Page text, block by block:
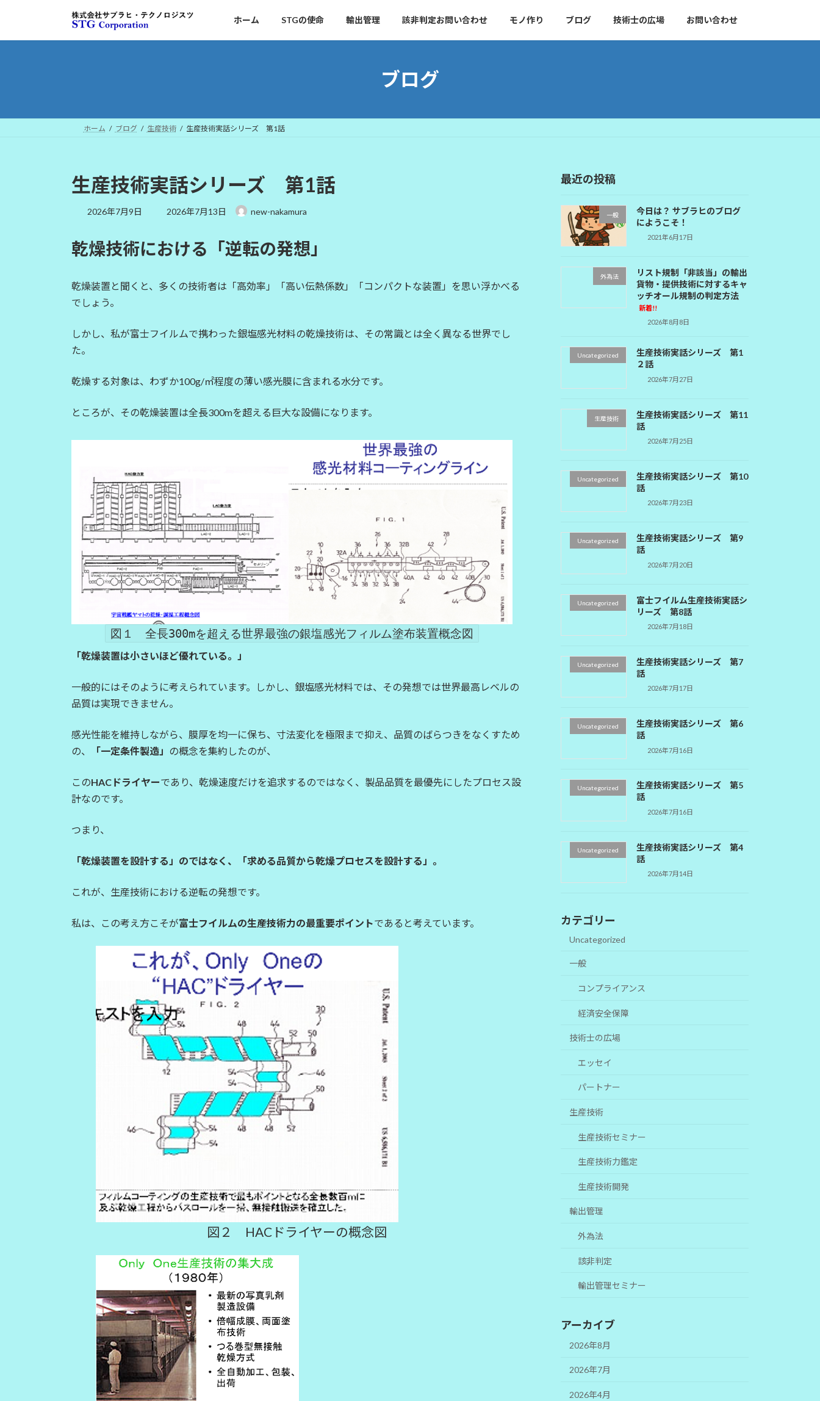
ホーム STGの使命 輸出管理 該非判定お問い合わせ モノ作り ブログ 技術士の広場 お問い合わせ
ブログ
ホーム ブログ 生産技術 生産技術実話シリーズ 第1話
生産技術実話シリーズ 第1話
2026年7月9日
最
新
日
:
2026年7月13日 new-nakamura
乾燥技術における「逆転の発想」
乾燥装置と聞くと、多くの技術者は「高効率」「高い伝熱係数」「コンパクトな装置」を思い浮かべる
でしょう。
しかし、私が富士フイルムで携わった銀塩感光材料の乾燥技術は、その常識とは全く異なる世界でし
た。
乾燥する対象は、わずか100g/㎡程度の薄い感光膜に含まれる水分です。
ところが、その乾燥装置は全長300mを超える巨大な設備になります。
図１ 全長300mを超える世界最強の銀塩感光フィルム塗布装置概念図
「乾燥装置は小さいほど優れている。」
一般的にはそのように考えられています。しかし、銀塩感光材料では、その発想では世界最高レベルの
品質は実現できません。
感光性能を維持しながら、膜厚を均一に保ち、寸法変化を極限まで抑え、品質のばらつきをなくすため
の、
「一定条件製造」 の概念を集約したのが、
このHACドライヤーであり、乾燥速度だけを追求するのではなく、製品品質を最優先にしたプロセス設
計なのです。
つまり、
「乾燥装置を設計する」のではなく、「求める品質から乾燥プロセスを設計する」。
これが、生産技術における逆転の発想です。
私は、この考え方こそが富士フイルムの生産技術力の最重要ポイントであると考えています。
図２ HACドライヤーの概念図
最近の投稿
一般
今日は？ サブラヒのブログ
にようこそ！
2021年6月17日
外為法
リスト規制「非該当」の輸出
貨物・提供技術に対するキャ
ッチオール規制の判定方法
新着!!
2026年8月8日
Uncategorized
生産技術実話シリーズ 第1
２話
2026年7月27日
生産技術
生産技術実話シリーズ 第11
話
2026年7月25日
Uncategorized
生産技術実話シリーズ 第10
話
2026年7月23日
Uncategorized
生産技術実話シリーズ 第9
話
2026年7月20日
Uncategorized
富士フイルム生産技術実話シ
リーズ 第8話
2026年7月18日
Uncategorized
生産技術実話シリーズ 第7
話
2026年7月17日
Uncategorized
生産技術実話シリーズ 第6
話
2026年7月16日
Uncategorized
生産技術実話シリーズ 第5
話
2026年7月16日
Uncategorized
生産技術実話シリーズ 第4
話
2026年7月14日
カテゴリー
Uncategorized
一般
コンプライアンス
経済安全保障
技術士の広場
エッセイ
パートナー
生産技術
生産技術セミナー
生産技術力鑑定
生産技術開発
輸出管理
外為法
該非判定
輸出管理セミナー
アーカイブ
2026年8月
2026年7月
2026年4月